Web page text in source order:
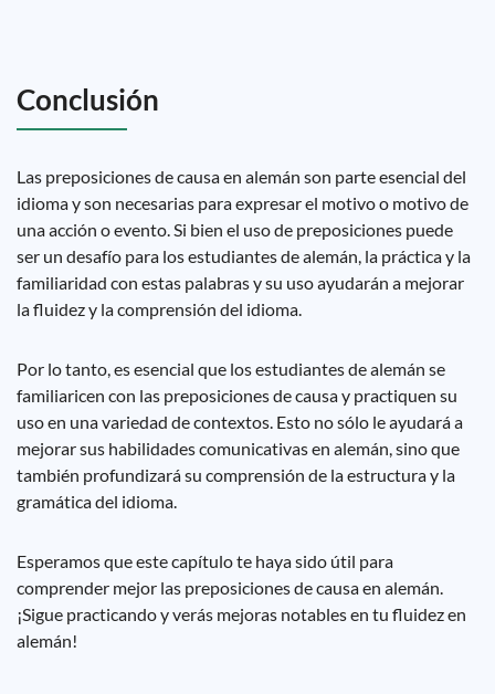
Conclusión
Las preposiciones de causa en alemán son parte esencial del
idioma y son necesarias para expresar el motivo o motivo de
una acción o evento. Si bien el uso de preposiciones puede
ser un desafío para los estudiantes de alemán, la práctica y la
familiaridad con estas palabras y su uso ayudarán a mejorar
la fluidez y la comprensión del idioma.
Por lo tanto, es esencial que los estudiantes de alemán se
familiaricen con las preposiciones de causa y practiquen su
uso en una variedad de contextos. Esto no sólo le ayudará a
mejorar sus habilidades comunicativas en alemán, sino que
también profundizará su comprensión de la estructura y la
gramática del idioma.
Esperamos que este capítulo te haya sido útil para
comprender mejor las preposiciones de causa en alemán.
¡Sigue practicando y verás mejoras notables en tu fluidez en
alemán!